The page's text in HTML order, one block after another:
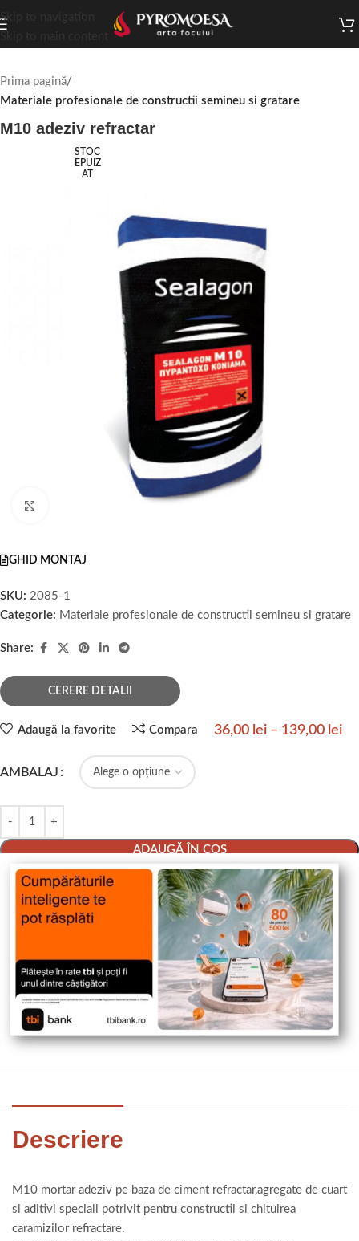
Skip to navigation
Prima pagină
Materiale profesionale de constructii semineu si gratare
M10 adeziv refractar
STOC
EPUIZ
AT
GHID MONTAJ
SKU: 2085-1
Categorie: Materiale profesionale de constructii semineu si gratare
Share:
CERERE DETALII
Adaugă la favorite Compara 36,00 lei – 139,00 lei
AMBALAJ
ADAUGĂ ÎN COȘ
Descriere
M10 mortar adeziv pe baza de ciment refractar,agregate de cuart
si aditivi speciali potrivit pentru constructii si chituirea
caramizilor refractare.